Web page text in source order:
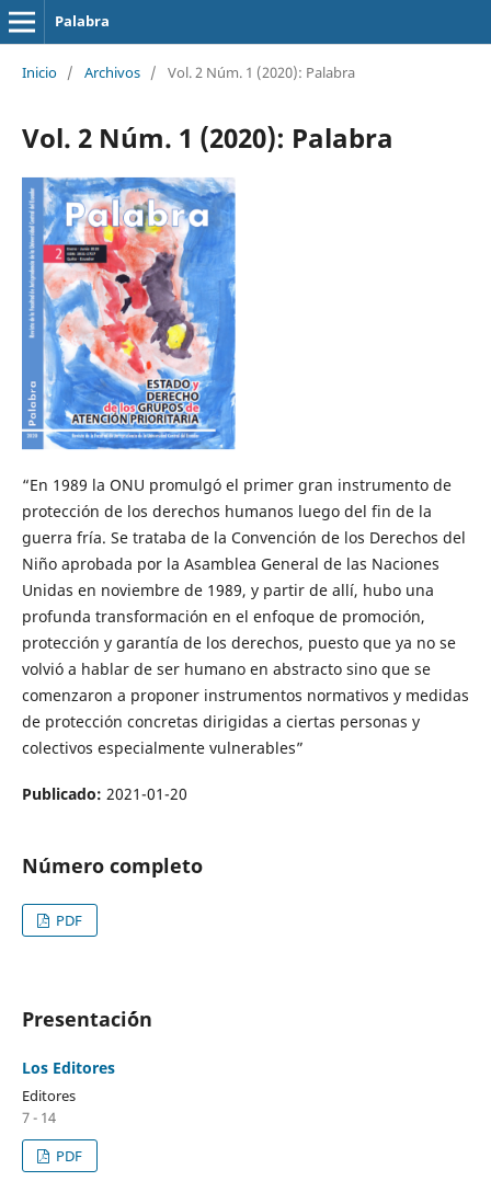
Palabra
Inicio / Archivos / Vol. 2 Núm. 1 (2020): Palabra
Vol. 2 Núm. 1 (2020): Palabra
“En 1989 la ONU promulgó el primer gran instrumento de
protección de los derechos humanos luego del fin de la
guerra fría. Se trataba de la Convención de los Derechos del
Niño aprobada por la Asamblea General de las Naciones
Unidas en noviembre de 1989, y partir de allí, hubo una
profunda transformación en el enfoque de promoción,
protección y garantía de los derechos, puesto que ya no se
volvió a hablar de ser humano en abstracto sino que se
comenzaron a proponer instrumentos normativos y medidas
de protección concretas dirigidas a ciertas personas y
colectivos especialmente vulnerables”
Publicado: 2021-01-20
Número completo
PDF
Presentaci´ón
Los Editores
Editores
7 - 14
PDF